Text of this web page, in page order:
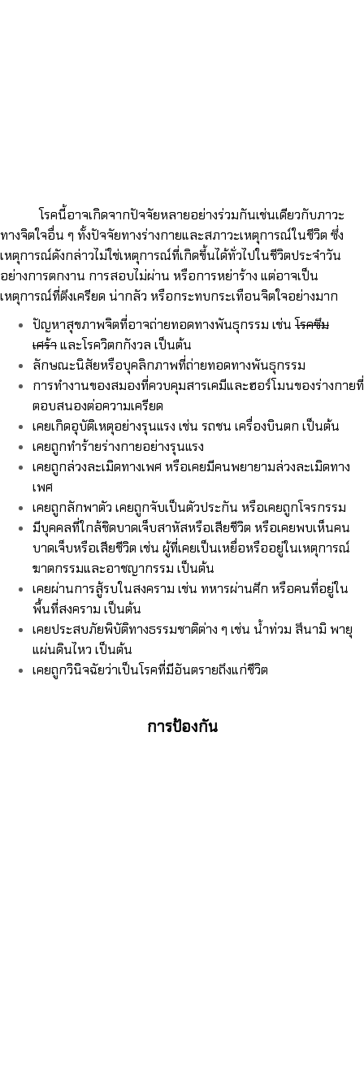
โรคนี้อาจเกิดจากปัจจัยหลายอย่างร่วมกันเช่นเดียวกับภาวะ
ทางจิตใจอื่น ๆ ทั้งปัจจัยทางร่างกายและสภาวะเหตุการณ์ในชีวิต ซึ่ง
เหตุการณ์ดังกล่าวไม่ใช่เหตุการณ์ที่เกิดขึ้นได้ทั่วไปในชีวิตประจำวัน
อย่างการตกงาน การสอบไม่ผ่าน หรือการหย่าร้าง แต่อาจเป็น
เหตุการณ์ที่ตึงเครียด น่ากลัว หรือกระทบกระเทือนจิตใจอย่างมาก
ปัญหาสุขภาพจิตที่อาจถ่ายทอดทางพันธุกรรม เช่นโรคซึม
เศร้าและโรควิตกกังวล เป็นต้น
ลักษณะนิสัยหรือบุคลิกภาพที่ถ่ายทอดทางพันธุกรรม
การทำงานของสมองที่ควบคุมสารเคมีและฮอร์โมนของร่างกายที่
ตอบสนองต่อความเครียด
เคยเกิดอุบัติเหตุอย่างรุนแรง เช่น รถชน เครื่องบินตก เป็นต้น
เคยถูกทำร้ายร่างกายอย่างรุนแรง
เคยถูกล่วงละเมิดทางเพศ หรือเคยมีคนพยายามล่วงละเมิดทาง
เพศ
เคยถูกลักพาตัว เคยถูกจับเป็นตัวประกัน หรือเคยถูกโจรกรรม
มีบุคคลที่ใกล้ชิดบาดเจ็บสาหัสหรือเสียชีวิต หรือเคยพบเห็นคน
บาดเจ็บหรือเสียชีวิต เช่น ผู้ที่เคยเป็นเหยื่อหรืออยู่ในเหตุการณ์
ฆาตกรรมและอาชญากรรม เป็นต้น
เคยผ่านการสู้รบในสงคราม เช่น ทหารผ่านศึก หรือคนที่อยู่ใน
พื้นที่สงคราม เป็นต้น
เคยประสบภัยพิบัติทางธรรมชาติต่าง ๆ เช่น น้ำท่วม สึนามิ พายุ
แผ่นดินไหว เป็นต้น
เคยถูกวินิจฉัยว่าเป็นโรคที่มีอันตรายถึงแก่ชีวิต
การป้องกัน